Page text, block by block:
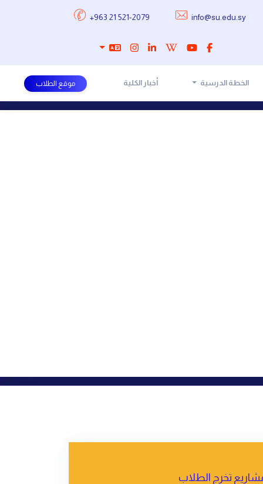
info@su.edu.sy
+963 21 521-2079
الخطة الدرسية أخبار الكلية موقع الطلاب
تخرج الطلاب